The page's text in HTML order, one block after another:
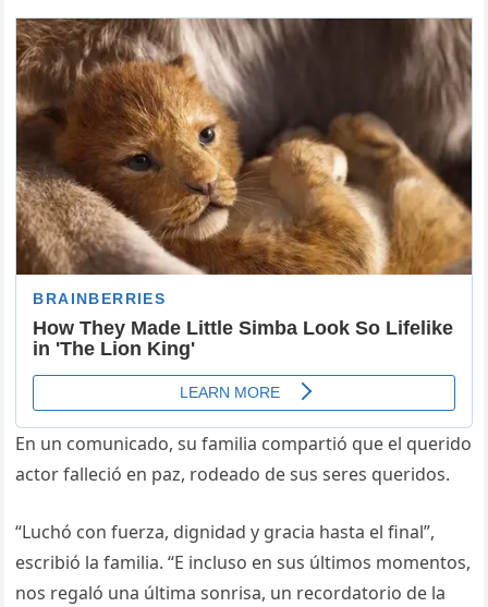
En un comunicado, su familia compartió que el querido
actor falleció en paz, rodeado de sus seres queridos.
“Luchó con fuerza, dignidad y gracia hasta el final”,
escribió la familia. “E incluso en sus últimos momentos,
nos regaló una última sonrisa, un recordatorio de la